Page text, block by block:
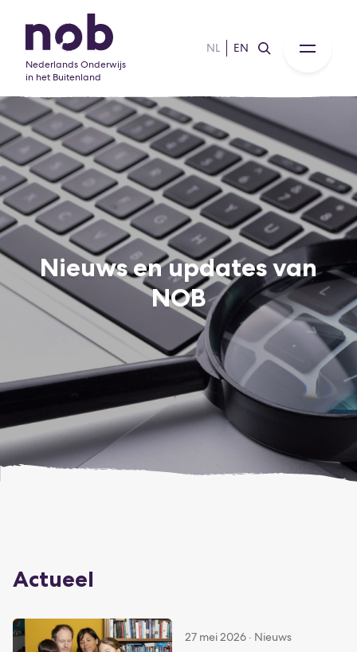
Nederlands Onderwijs
in het Buitenland
NL EN
Nieuws en updates van
NOB
Actueel
27 mei 2026 · Nieuws